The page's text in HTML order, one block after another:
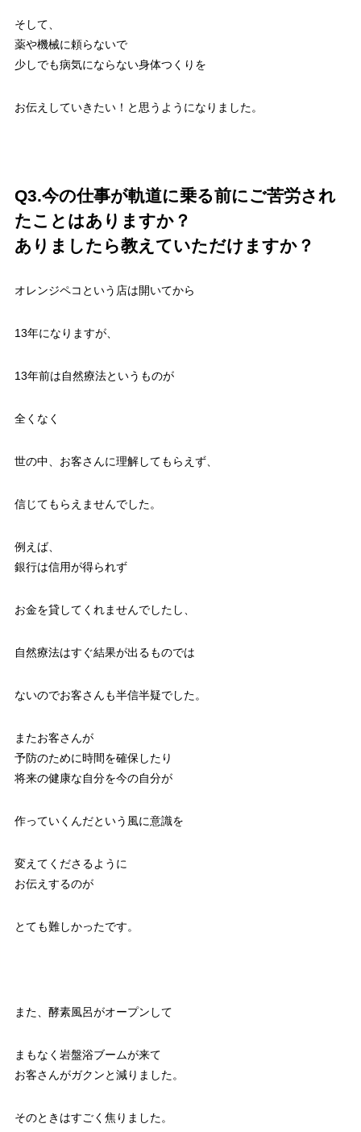
そして、
薬や機械に頼らないで
少しでも病気にならない身体つくりを
お伝えしていきたい！と思うようになりました。
Q3.今の仕事が軌道に乗る前にご苦労され
たことはありますか？
ありましたら教えていただけますか？
オレンジペコという店は開いてから
13年になりますが、
13年前は自然療法というものが
全くなく
世の中、お客さんに理解してもらえず、
信じてもらえませんでした。
例えば、
銀行は信用が得られず
お金を貸してくれませんでしたし、
自然療法はすぐ結果が出るものでは
ないのでお客さんも半信半疑でした。
またお客さんが
予防のために時間を確保したり
将来の健康な自分を今の自分が
作っていくんだという風に意識を
変えてくださるように
お伝えするのが
とても難しかったです。
また、酵素風呂がオープンして
まもなく岩盤浴ブームが来て
お客さんがガクンと減りました。
そのときはすごく焦りました。